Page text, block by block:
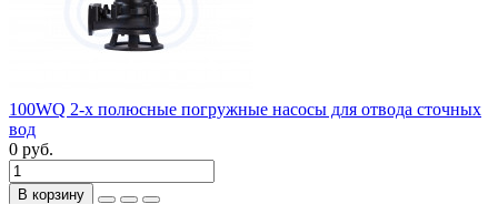
100WQ 2-х полюсные погружные насосы для отвода сточных
вод
0 руб.
В корзину